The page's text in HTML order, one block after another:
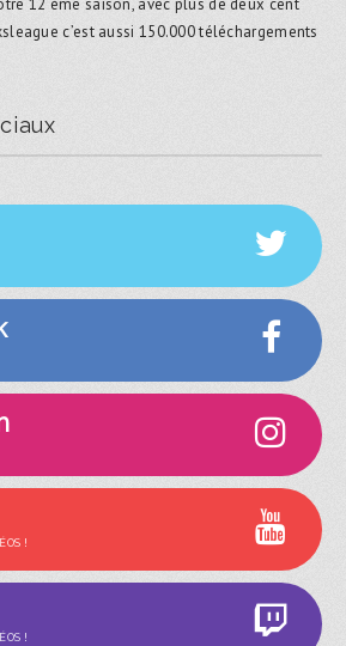
12 ème saison, avec plus de deux cent
c’est aussi 150.000 téléchargements
!
!